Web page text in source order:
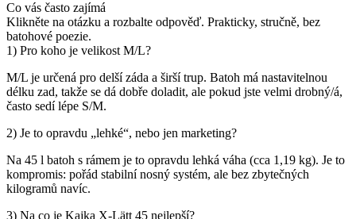
Co vás často zajímá
Klikněte na otázku a rozbalte odpověď. Prakticky, stručně, bez
batohové poezie.
1) Pro koho je velikost M/L?
M/L je určená pro delší záda a širší trup. Batoh má nastavitelnou
délku zad, takže se dá dobře doladit, ale pokud jste velmi drobný/á,
často sedí lépe S/M.
2) Je to opravdu „lehké“, nebo jen marketing?
Na 45 l batoh s rámem je to opravdu lehká váha (cca 1,19 kg). Je to
kompromis: pořád stabilní nosný systém, ale bez zbytečných
kilogramů navíc.
3) Na co je Kajka X-Lätt 45 nejlepší?